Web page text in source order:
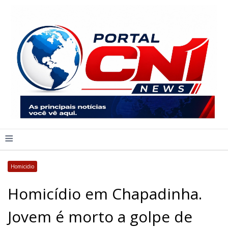
≡
Homicidio
Homicídio em Chapadinha.
Jovem é morto a golpe de